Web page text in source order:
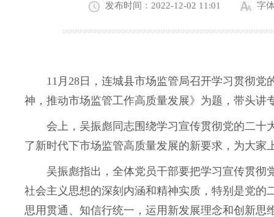
发布时间：2022-12-02 11:01 字
11月28日 ， 连城县市场监管局召开学习贯彻党
神，推动市场监管工作高质量发展》为题，带头讲
会上，吴振彪同志围绕学习宣传贯彻党的二十
了新时代下市场监管高质量发展的新要求，为大家
吴振彪指出，全体党员干部要把学习宣传贯
社会主义思想的深刻内涵和精神实质，特别是党
思用贯通、知信行统一，运用新发展理念和创新